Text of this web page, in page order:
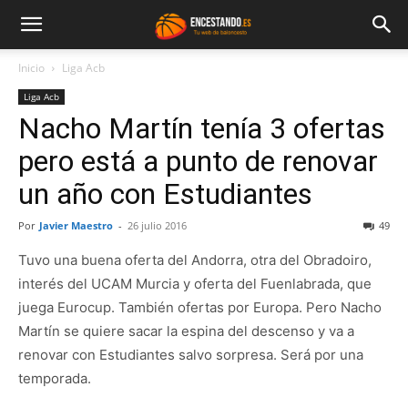
Inicio Liga Acb
Liga Acb
Nacho Martín tenía 3 ofertas
pero está a punto de renovar
un año con Estudiantes
Por Javier Maestro - 26 julio 2016 49
Tuvo una buena oferta del Andorra, otra del Obradoiro,
interés del UCAM Murcia y oferta del Fuenlabrada, que
juega Eurocup. También ofertas por Europa. Pero Nacho
Martín se quiere sacar la espina del descenso y va a
renovar con Estudiantes salvo sorpresa. Será por una
temporada.